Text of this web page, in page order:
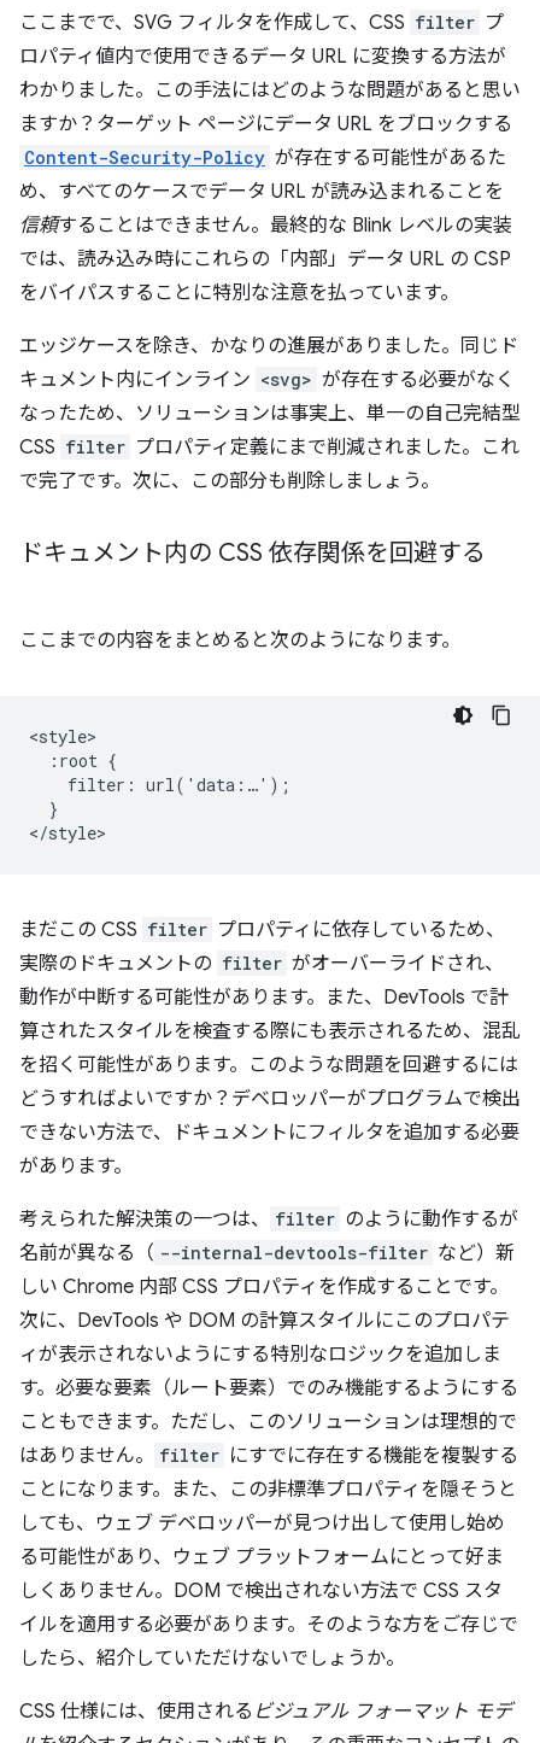
ここまでで、SVG フィルタを作成して、CSS filter プ
ロパティ値内で使用できるデータ URL に変換する方法が
わかりました。この手法にはどのような問題があると思い
ますか？ターゲット ページにデータ URL をブロックする
Content-Security-Policy が存在する可能性があるた
め、すべてのケースでデータ URL が読み込まれることを
信頼することはできません。最終的な Blink レベルの実装
では、読み込み時にこれらの「内部」データ URL の CSP
をバイパスすることに特別な注意を払っています。
エッジケースを除き、かなりの進展がありました。同じド
キュメント内にインライン <svg> が存在する必要がなく
なったため、ソリューションは事実上、単一の自己完結型
CSS filter プロパティ定義にまで削減されました。これ
で完了です。次に、この部分も削除しましょう。
ドキュメント内の CSS 依存関係を回避する
ここまでの内容をまとめると次のようになります。
<style>
  :root {
    filter: url('data:…');
  }
まだこの CSS filter プロパティに依存しているため、
実際のドキュメントの filter がオーバーライドされ、
動作が中断する可能性があります。また、DevTools で計
算されたスタイルを検査する際にも表示されるため、混乱
を招く可能性があります。このような問題を回避するには
どうすればよいですか？デベロッパーがプログラムで検出
できない方法で、ドキュメントにフィルタを追加する必要
があります。
考えられた解決策の一つは、 filter のように動作するが
名前が異なる（ --internal-devtools-filter など）新
しい Chrome 内部 CSS プロパティを作成することです。
次に、DevTools や DOM の計算スタイルにこのプロパテ
ィが表示されないようにする特別なロジックを追加しま
す。必要な要素（ルート要素）でのみ機能するようにする
こともできます。ただし、このソリューションは理想的で
はありません。
filter にすでに存在する機能を複製する
ことになります。また、この非標準プロパティを隠そうと
しても、ウェブ デベロッパーが見つけ出して使用し始め
る可能性があり、ウェブ プラットフォームにとって好ま
しくありません。DOM で検出されない方法で CSS スタ
イルを適用する必要があります。そのような方をご存じで
したら、紹介していただけないでしょうか。
CSS 仕様には、使用される ビジュアル フォーマット モデ